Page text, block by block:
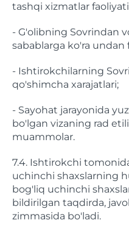
tashqi xizmatlar
- G'olibning Sovrindan
sabablarga ko'ra undan
- Ishtirokchilarning
qo'shimcha xarajatlari;
- Sayohat jarayonida
bo'lgan vizaning rad
muammolar.
7.4. Ishtirokchi
uchinchi shaxslarning
bog'liq uchinchi
bildirilgan taqdirda,
zimmasida bo'ladi.